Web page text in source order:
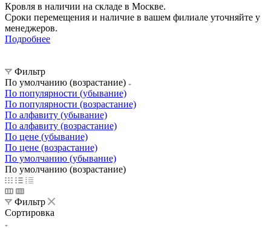
Кровля в наличии на складе в Москве.
Сроки перемещения и наличие в вашем филиале уточняйте у
менеджеров.
Подробнее
Фильтр
По умолчанию (возрастание)
По популярности (убывание)
По популярности (возрастание)
По алфавиту (убывание)
По алфавиту (возрастание)
По цене (убывание)
По цене (возрастание)
По умолчанию (убывание)
По умолчанию (возрастание)
Фильтр
Сортировка